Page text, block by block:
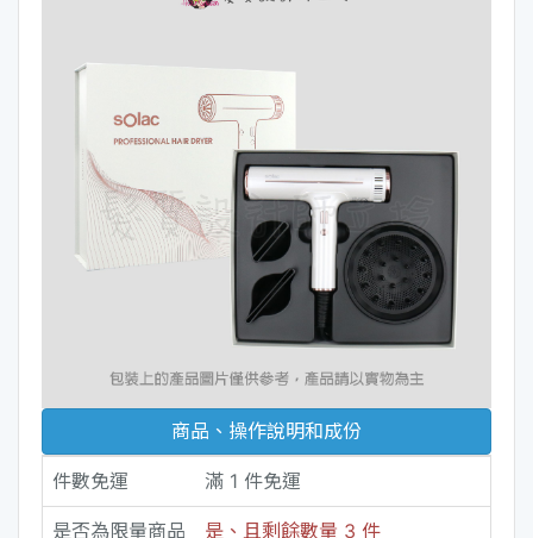
商品、操作說明和成份
件數免運 滿 1 件免運
是否為限量商品 是、且剩餘數量 3 件